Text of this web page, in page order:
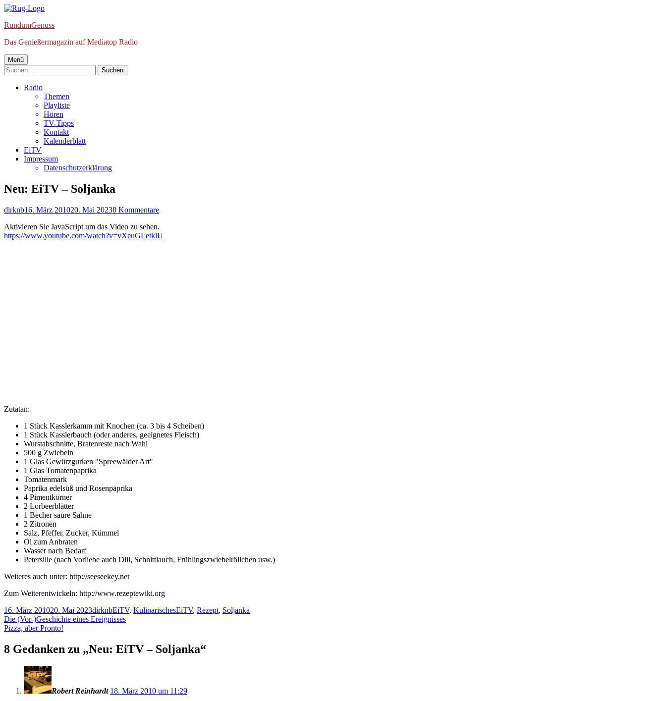
Springe
Inhalt
RundumGenuss
Das Genießermagazin auf Mediatop Radio
Primäres
Menü
Menü
Suchen
nach:
Radio
Themen
Playliste
Hören
TV-Tipps
Kontakt
Kalenderblatt
EiTV
Impressum
Datenschutzerklärung
Neu: EiTV – Soljanka
Autor
dirknbVeröffentlicht
16. März 201020. Mai 20238 Kommentarezu
EiTV
–
Aktivieren Sie JavaScript um das Video zu sehen.
https://www.youtube.com/watch?v=vXeuGLetklU
Zutatan:
1 Stück Kasslerkamm mit Knochen (ca. 3 bis 4 Scheiben)
1 Stück Kasslerbauch (oder anderes, geeignetes Fleisch)
Wurstabschnitte, Bratenreste nach Wahl
500 g Zwiebeln
1 Glas Gewürzgurken "Spreewälder Art"
1 Glas Tomatenpaprika
Tomatenmark
Paprika edelsüß und Rosenpaprika
4 Pimentkörner
2 Lorbeerblätter
1 Becher saure Sahne
2 Zitronen
Salz, Pfeffer, Zucker, Kümmel
Öl zum Anbraten
Wasser nach Bedarf
Petersilie (nach Vorliebe auch Dill, Schnittlauch, Frühlingszwiebelröllchen usw.)
Weiteres auch unter: http://seeseekey.net
Zum Weiterentwickeln: http://www.rezeptewiki.org
Veröffentlicht
am
16. März 201020. Mai 2023Autor
dirknbKategorien
EiTV, KulinarischesSchlagwörter
EiTV, Rezept, Soljanka
Beitragsnavigation
Vorheriger
Beitrag:
Die (Vor-)Geschichte eines Ereignisses
Nächster
Pizza, aber Pronto!
8 Gedanken zu „Neu: EiTV – Soljanka“
Robert Reinhardt 18. März 2010 um 11:29